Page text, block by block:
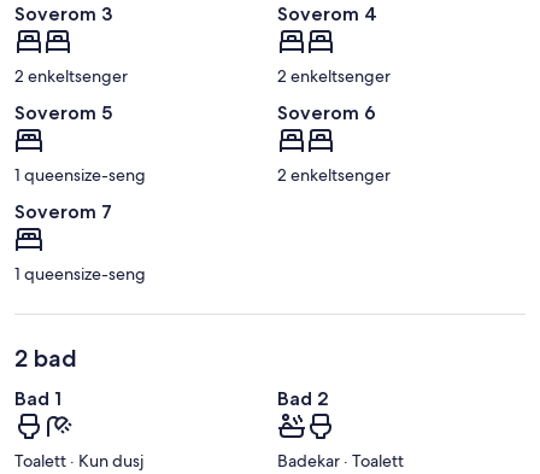
Soverom 3
2 enkeltsenger
Soverom 4
2 enkeltsenger
Soverom 5
1 queensize-seng
Soverom 6
2 enkeltsenger
Soverom 7
1 queensize-seng
2 bad
Bad 1
Toalett · Kun dusj
Bad 2
Badekar · Toalett